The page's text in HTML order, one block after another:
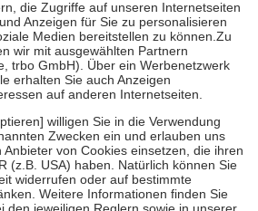
auch für Online-Apotheken.
Krankenpflege beträgt die
Kosten sowie zehn Euro je
Versicherten für ihre eigene Gesundheit
Stellung der Familie zu unterstützen,
an bei:
bis zum vollendeten 18. Lebensjahr
und Früherkennung, die von der